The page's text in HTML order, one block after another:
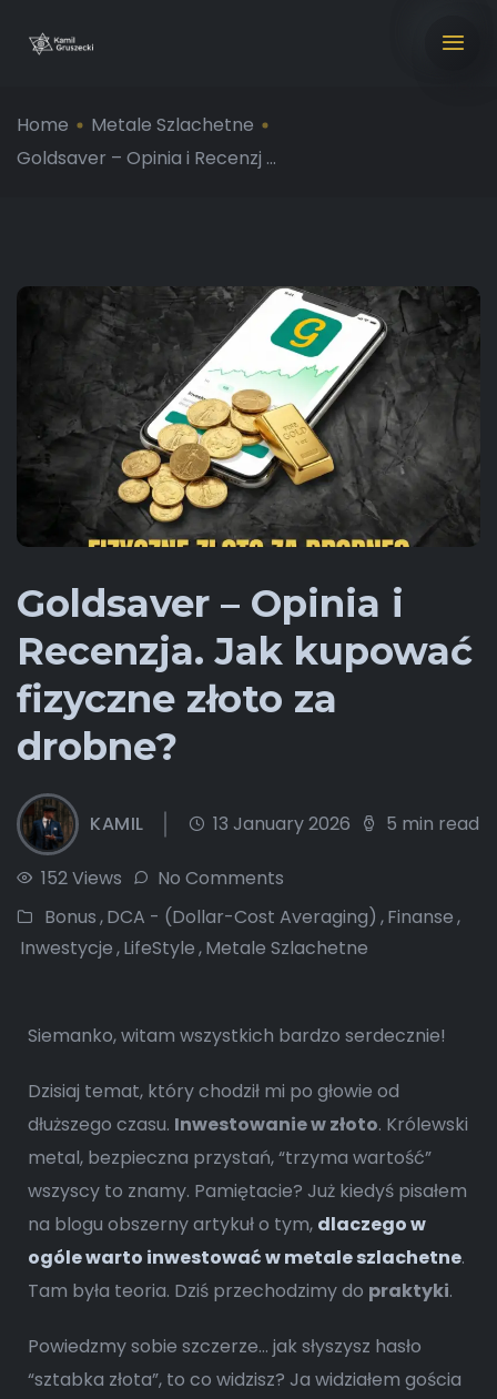
Home
Metale Szlachetne
Goldsaver – Opinia i Recenzj ...
Goldsaver – Opinia i
Recenzja. Jak kupować
fizyczne złoto za
drobne?
KAMIL 13 January 2026 5 min read
152 Views
No Comments
Bonus,DCA - (Dollar-Cost Averaging) ,Finanse,
Inwestycje,LifeStyle,Metale Szlachetne
Siemanko, witam wszystkich bardzo serdecznie!
Dzisiaj temat, który chodził mi po głowie od
dłuższego czasu. Inwestowanie w złoto. Królewski
metal, bezpieczna przystań, “trzyma wartość”
wszyscy to znamy. Pamiętacie? Już kiedyś pisałem
na blogu obszerny artykuł o tym, dlaczego w
ogóle warto inwestować w metale szlachetne.
Tam była teoria. Dziś przechodzimy do praktyki.
Powiedzmy sobie szczerze… jak słyszysz hasło
“sztabka złota”, to co widzisz? Ja widziałem gościa